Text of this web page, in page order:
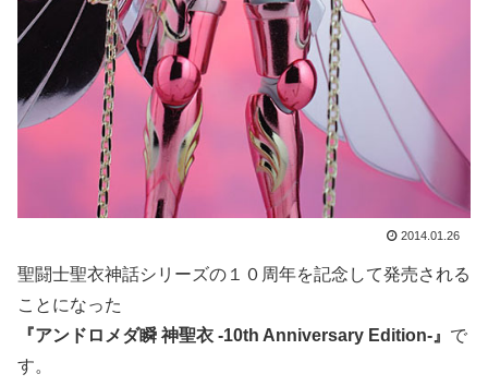
2014.01.26
聖闘士聖衣神話シリーズの１０周年を記念して発売される
ことになった
『アンドロメダ瞬 神聖衣 ‐10th Anniversary Edition‐』 で
す。